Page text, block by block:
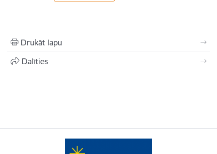
Drukāt lapu
Dalīties